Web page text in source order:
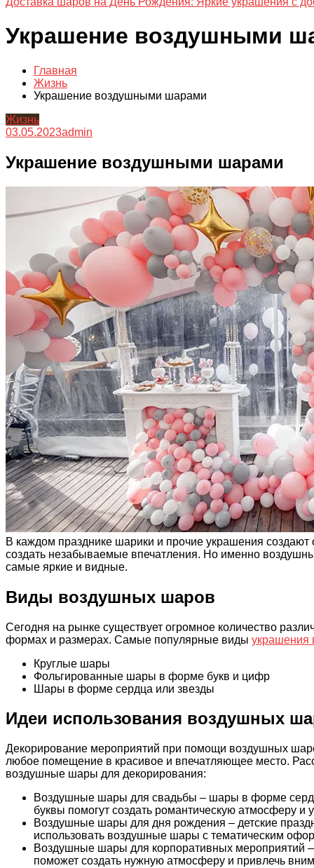
Украшение воздушными
Главная
Жизнь
Украшение воздушными шарами
Жизнь
03.05.2023admin
Украшение воздушными шарами
В каждом празднике шарики и прочие украшения
создать незабываемые впечатления. Но именно
самые яркие и видные.
Виды воздушных шаров
Сегодня на рынке существует огромное количество
формах и размерах. Самые популярные виды
Круглые шары
Фольгированные шары в форме букв и цифр
Шары в форме сердца или звезды
Идеи использования воздушных
Декорирование мероприятий при помощи воздушных
любое помещение в красивое и впечатляющее место.
воздушные шары для декорирования:
Воздушные шары для свадьбы – шары в форме
буквы помогут создать романтическую атмосферу и
Воздушные шары для дня рождения – детские
использовать воздушные шары с тематическим
Воздушные шары для корпоративных мероприятий
поможет создать нужную атмосферу и привлечь